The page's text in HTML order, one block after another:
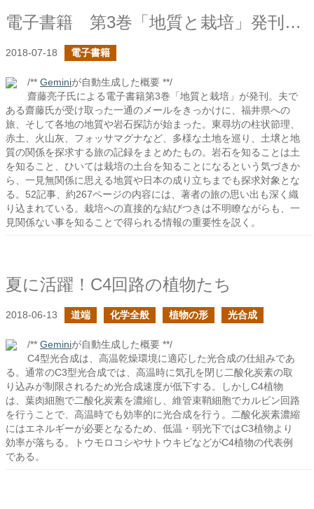
電子書籍 第3巻「地質と栽培」発刊しました！
2018-07-18 電子書籍
/** Geminiが自動生成した概要 **/
齋藤亮子氏による電子書籍第3巻「地質と栽培」が発刊。夫で
ある齋藤氏が受け取った一通のメールをきっかけに、福井県への
旅、そして各地の地質や岩石探訪が始まった。東尋坊の柱状節理、
赤土、火山灰、フォッサマグナなど、多様な土地を巡り、土壌と地
質の関係を探求する旅の記録をまとめたもの。岩石を知ることは土
を知ること、ひいては栽培の土台を知ることになるという気づきか
ら、一見無関係に思える地質や日本の成り立ちまでも探求対象とな
る。52記事、約267ページの内容には、著者の旅の思い出も深く織
り込まれている。栽培への直接的な結びつきは不明瞭ながらも、一
見関係ない事を知ることで得られる情報の重要性を説く。
夏に活躍！C4回路の植物たち
2018-06-13 道端 化学全般 植物の形 光合成
/** Geminiが自動生成した概要 **/
C4型光合成は、高温乾燥環境に適応した光合成の仕組みであ
る。通常のC3型光合成では、高温時に気孔を閉じ二酸化炭素の取
り込みが制限されるため光合成速度が低下する。しかしC4植物
は、葉肉細胞で二酸化炭素を濃縮し、維管束鞘細胞でカルビン回路
を行うことで、高温時でも効率的に光合成を行う。二酸化炭素濃縮
にはエネルギーが必要となるため、低温・弱光下ではC3植物より
効率が落ちる。トウモロコシやサトウキビなどがC4植物の代表例
である。